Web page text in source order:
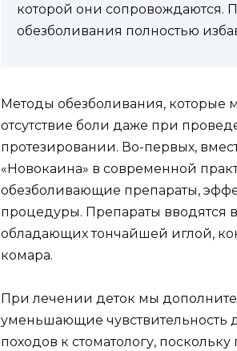
которой они сопровождаются.
обезболивания полностью
Методы обезболивания, которые
отсутствие боли даже при
протезировании. Во-первых,
«Новокаина» в современной
обезболивающие препараты,
процедуры. Препараты вводятся
обладающих тончайшей иглой,
комара.
При лечении деток мы
уменьшающие чувствительность
походов к стоматологу,